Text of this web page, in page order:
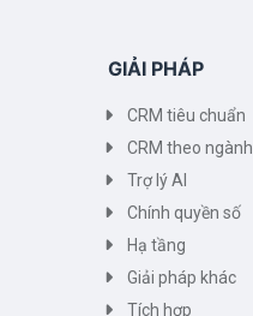
GIẢI PHÁP
CRM tiêu chuẩn
CRM theo ngành
Trợ lý AI
Chính quyền số
Hạ tầng
Giải pháp khác
Tích hợp